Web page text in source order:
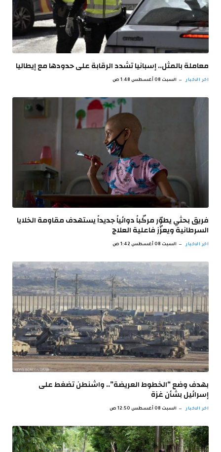
معاملة بالمثل.. إسبانيا تشدد الرقابة على حدودها مع إيطاليا
اخر الاخبار السبت 08 أغسطس 1:48 ص
فريق بحثي يطوّر مركّباً دوائياً جديداً يستهدف مقاومة الخلايا
السرطانية ويعزّز فاعلية العلاج
اخر الاخبار السبت 08 أغسطس 1:42 ص
بهدف وضع “الخطوط العريضة”.. واشنطن تضغط على
إسرائيل بشأن غزة
اخر الاخبار السبت 08 أغسطس 12:50 ص